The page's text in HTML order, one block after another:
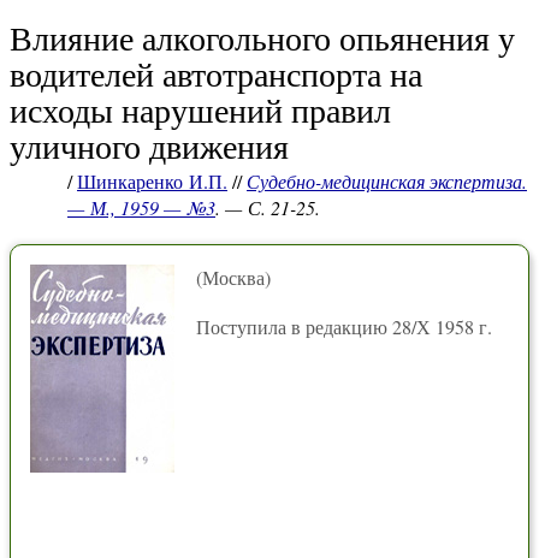
Влияние алкогольного опьянения у
водителей автотранспорта на
исходы нарушений правил
уличного движения
/Шинкаренко И.П. //Судебно-медицинская экспертиза.
— М., 1959 — №3. — С. 21-25.
(Москва)
Поступила в редакцию 28/Х 1958 г.